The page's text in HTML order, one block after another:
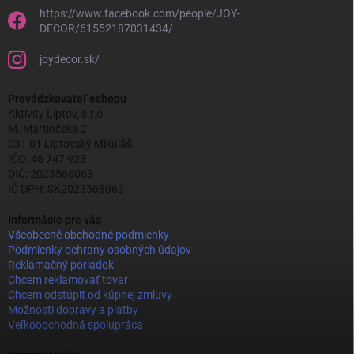
https://www.facebook.com/people/JOY-
DECOR/61552187031434/
joydecor.sk/
Prevádzkovateľ eshopu
Aktivity Liptov, s.r.o.
M. Martinčeka 2
031 01 Liptovský Mikuláš
IČO: 46 747 923
DIČ: 2023568063
IČ DPH: SK2023568063
Informácie pre vás
Všeobecné obchodné podmienky
Podmienky ochrany osobných údajov
Reklamačný poriadok
Chcem reklamovať tovar
Chcem odstúpiť od kúpnej zmluvy
Možnosti dopravy a platby
Veľkoobchodná spolupráca